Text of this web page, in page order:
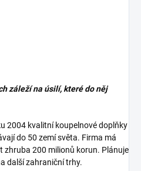
záleží na úsilí, které do něj
2004 kvalitní koupelnové doplňky
do 50 zemí světa. Firma má
zhruba 200 milionů korun. Plánuje
další zahraniční trhy.